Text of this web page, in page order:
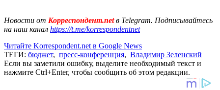
Новости от Корреспондент.netв Telegram. Подписывайтесь
на наш канал https://t.me/korrespondentnet
Читайте Korrespondent.net в Google News
ТЕГИ: бюджет, пресс-конференция, Владимир Зеленский
Если вы заметили ошибку, выделите необходимый текст и
нажмите Ctrl+Enter, чтобы сообщить об этом редакции.